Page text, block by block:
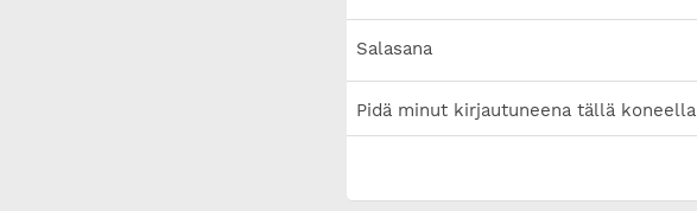
Salasana
Pidä minut kirjautuneena tällä koneella